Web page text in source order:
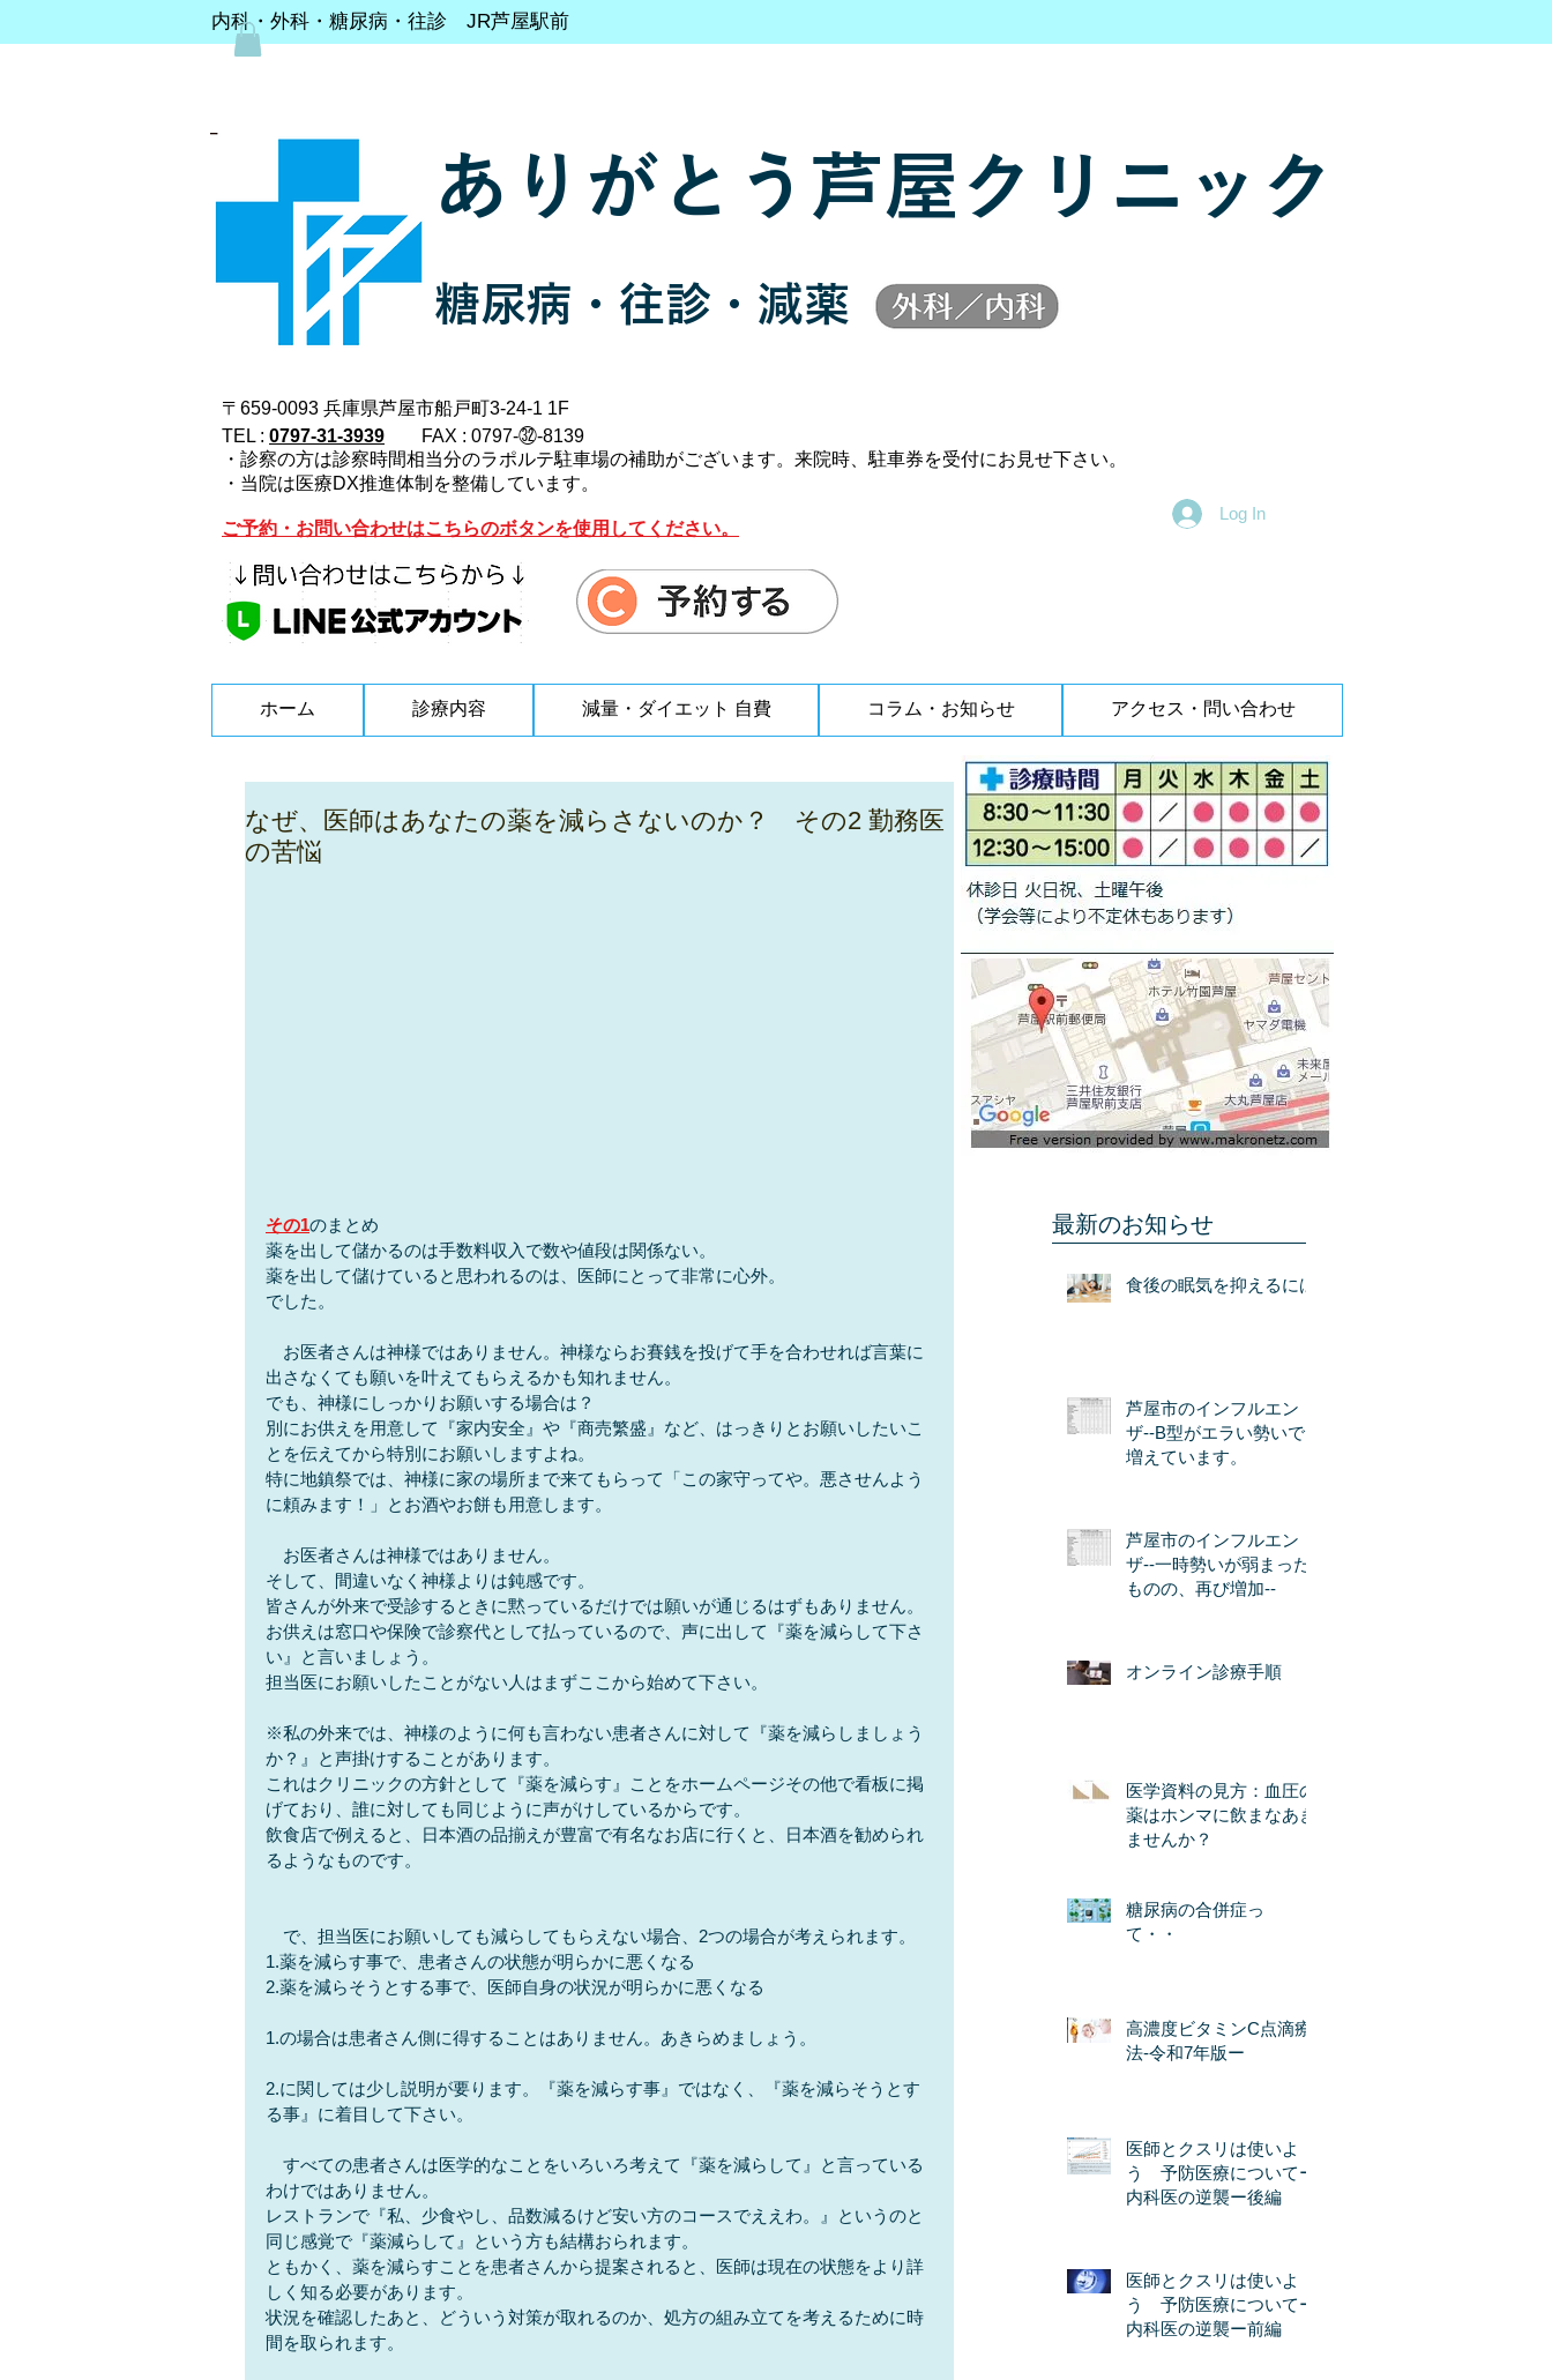
内科・外科・糖尿病・往診 JR芦屋駅前
ありがとう芦屋クリニック
糖尿病・往診・減薬
Log In
〒659-0093 兵庫県芦屋市船戸町3-24-1 1F
TEL : 0797-31-3939
FAX : 0797-㉜-8139
・診察の方は診察時間相当分のラポルテ駐車場の補助がございます。来院時、駐車券を受付にお見せ下さい。
・当院は医療DX推進体制を整備しています。
ご予約・お問い合わせはこちらのボタンを使用してください。
ホーム 診療内容 減量・ダイエット 自費 コラム・お知らせ アクセス・問い合わせ
なぜ、医師はあなたの薬を減らさないのか？ その2 勤務医
の苦悩
その1のまとめ
薬を出して儲かるのは手数料収入で数や値段は関係ない。
薬を出して儲けていると思われるのは、医師にとって非常に心外。
でした。
お医者さんは神様ではありません。神様ならお賽銭を投げて手を合わせれば言葉に
出さなくても願いを叶えてもらえるかも知れません。
でも、神様にしっかりお願いする場合は？
別にお供えを用意して『家内安全』や『商売繁盛』など、はっきりとお願いしたいこ
とを伝えてから特別にお願いしますよね。
特に地鎮祭では、神様に家の場所まで来てもらって「この家守ってや。悪させんよう
に頼みます！」とお酒やお餅も用意します。
お医者さんは神様ではありません。
そして、間違いなく神様よりは鈍感です。
皆さんが外来で受診するときに黙っているだけでは願いが通じるはずもありません。
お供えは窓口や保険で診察代として払っているので、声に出して『薬を減らして下さ
い』と言いましょう。
担当医にお願いしたことがない人はまずここから始めて下さい。
※私の外来では、神様のように何も言わない患者さんに対して『薬を減らしましょう
か？』と声掛けすることがあります。
これはクリニックの方針として『薬を減らす』ことをホームページその他で看板に掲
げており、誰に対しても同じように声がけしているからです。
飲食店で例えると、日本酒の品揃えが豊富で有名なお店に行くと、日本酒を勧められ
るようなものです。
で、担当医にお願いしても減らしてもらえない場合、2つの場合が考えられます。
1.薬を減らす事で、患者さんの状態が明らかに悪くなる
2.薬を減らそうとする事で、医師自身の状況が明らかに悪くなる
1.の場合は患者さん側に得することはありません。あきらめましょう。
2.に関しては少し説明が要ります。『薬を減らす事』ではなく、『薬を減らそうとす
る事』に着目して下さい。
すべての患者さんは医学的なことをいろいろ考えて『薬を減らして』と言っている
わけではありません。
レストランで『私、少食やし、品数減るけど安い方のコースでええわ。』というのと
同じ感覚で『薬減らして』という方も結構おられます。
ともかく、薬を減らすことを患者さんから提案されると、医師は現在の状態をより詳
しく知る必要があります。
状況を確認したあと、どういう対策が取れるのか、処方の組み立てを考えるために時
間を取られます。
最新のお知らせ
食後の眠気を抑えるには
芦屋市のインフルエン
ザ--B型がエラい勢いで
増えています。
芦屋市のインフルエン
ザ--一時勢いが弱まった
ものの、再び増加--
オンライン診療手順
医学資料の見方：血圧の
薬はホンマに飲まなあき
ませんか？
糖尿病の合併症っ
て・・
高濃度ビタミンC点滴療
法-令和7年版ー
医師とクスリは使いよ
う 予防医療についてー
内科医の逆襲ー後編
医師とクスリは使いよ
う 予防医療についてー
内科医の逆襲ー前編